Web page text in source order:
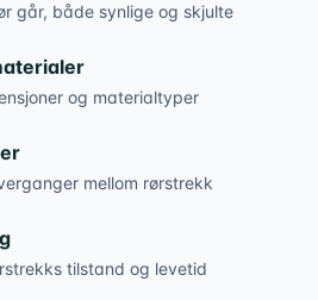
går, både synlige og skjulte
og materialtyper
mellom rørstrekk
tilstand og levetid